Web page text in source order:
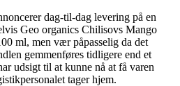
dag-til-dag levering på en
Geo organics Chilisovs Mango
ml, men vær påpasselig da det
gemmenføres tidligere end et
udsigt til at kunne nå at få varen
tager hjem.